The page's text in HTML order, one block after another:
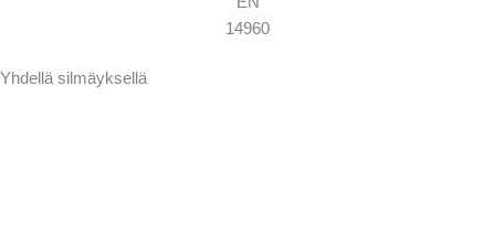
14960
Yhdellä silmäyksellä